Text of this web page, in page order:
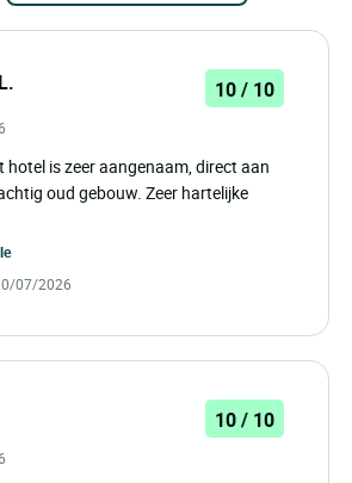
10 / 10
hotel is zeer aangenaam, direct aan
oud gebouw. Zeer hartelijke
07/2026
10 / 10